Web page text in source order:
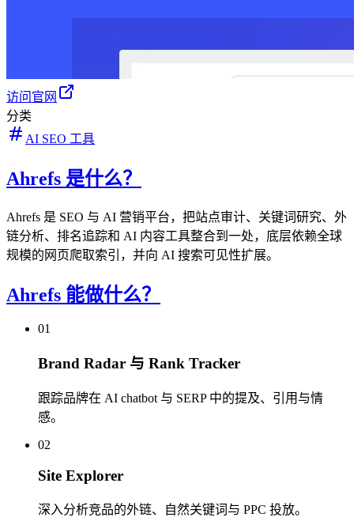
访问官网
分类
AI SEO 工具
Ahrefs 是什么？
Ahrefs 是 SEO 与 AI 营销平台，把站点审计、关键词研究、外
链分析、排名追踪和 AI 内容工具整合到一处，底层依赖全球
规模的网页爬取索引，并向 AI 搜索可见性扩展。
Ahrefs 能做什么？
01
Brand Radar 与 Rank Tracker
跟踪品牌在 AI chatbot 与 SERP 中的提及、引用与情
感。
02
Site Explorer
深入分析竞品的外链、自然关键词与 PPC 投放。